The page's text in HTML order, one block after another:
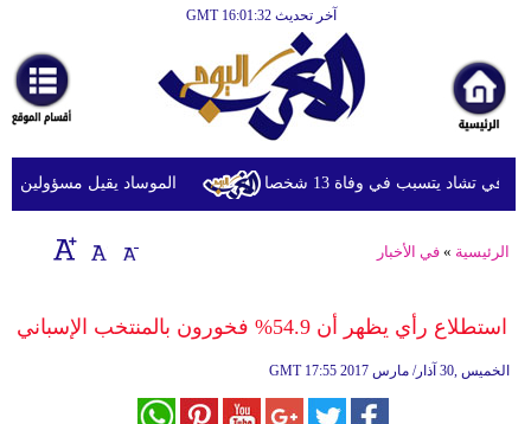
آخر تحديث GMT 16:01:32
أخبارعاجلة
رياضة
ثقافة
إقتصاد
وموسيقى
الموساد يقيل مسؤولين تشاد يتسبب في وفاة 13 شخصا
الرئيسية »في الأخبار
استطلاع رأي يظهر أن 54.9% فخورون بالمنتخب الإسباني
GMT 17:55 2017 الخميس ,30 آذار/ مارس